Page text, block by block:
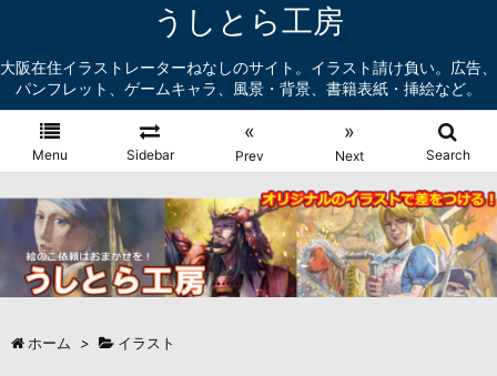
うしとら工房
大阪在住イラストレーターねなしのサイト。イラスト請け負い。広告、
パンフレット、ゲームキャラ、風景・背景、書籍表紙・挿絵など。
Menu Sidebar
«
Prev
»
Next Search
ホーム > イラスト